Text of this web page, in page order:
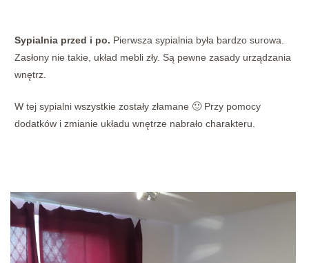
Sypialnia przed i po. Pierwsza sypialnia była bardzo surowa.
Zasłony nie takie, układ mebli zły. Są pewne zasady urządzania
wnętrz.
W tej sypialni wszystkie zostały złamane 🙂 Przy pomocy
dodatków i zmianie układu wnętrze nabrało charakteru.